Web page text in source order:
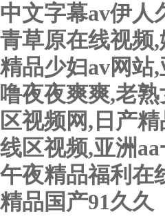
中文字幕av伊人
青草原在线视频
精品少妇av网站
噜夜夜爽爽,老
区视频网,日产
线区视频,亚洲
午夜精品福利在
精品国产91久久